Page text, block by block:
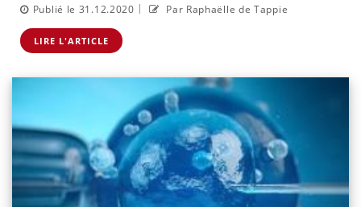
Publié le 31.12.2020 | Par Raphaëlle de Tappie
LIRE L'ARTICLE